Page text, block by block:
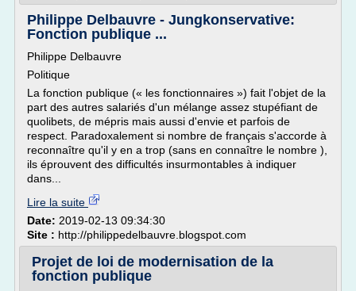
Philippe Delbauvre - Jungkonservative:
Fonction publique ...
Philippe Delbauvre
Politique
La fonction publique (« les fonctionnaires ») fait l'objet de la
part des autres salariés d'un mélange assez stupéfiant de
quolibets, de mépris mais aussi d'envie et parfois de
respect. Paradoxalement si nombre de français s'accorde à
reconnaître qu'il y en a trop (sans en connaître le nombre ),
ils éprouvent des difficultés insurmontables à indiquer
dans...
Lire la suite
Date: 2019-02-13 09:34:30
Site : http://philippedelbauvre.blogspot.com
Projet de loi de modernisation de la
fonction publique